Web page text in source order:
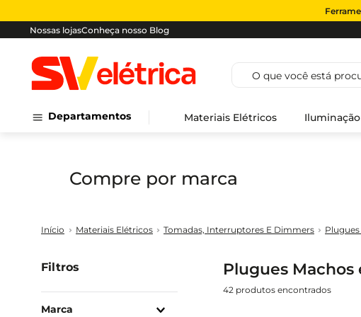
Nossas lojasConheça nosso Blog
O que você está
Departamentos Materiais Elétricos Iluminação
Compre por marca
Materiais Elétricos Tomadas, Interruptores E Dimmers
Filtros
Marca
Plugues Machos
42 produtos